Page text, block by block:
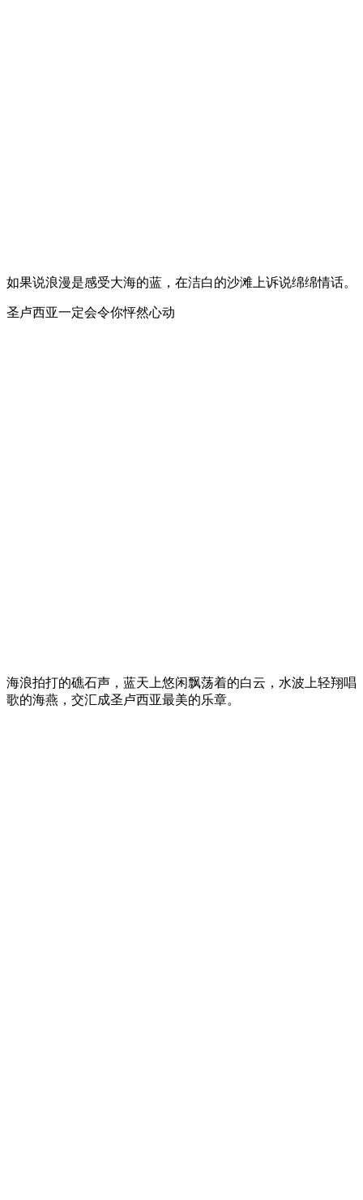
如果说浪漫是感受大海的蓝，在洁白的沙滩上诉说绵绵情话。
圣卢西亚一定会令你怦然心动
海浪拍打的礁石声，蓝天上悠闲飘荡着的白云，水波上轻翔唱
歌的海燕，交汇成圣卢西亚最美的乐章。